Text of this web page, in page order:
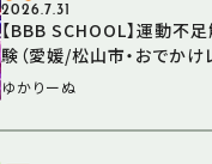
2026.7.31
【BBB SCHOOL】運動不
験（愛媛/松山市・おでかけ
ゆかりーぬ